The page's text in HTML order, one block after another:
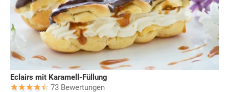
Eclairs mit Karamell-Füllung
73 Bewertungen